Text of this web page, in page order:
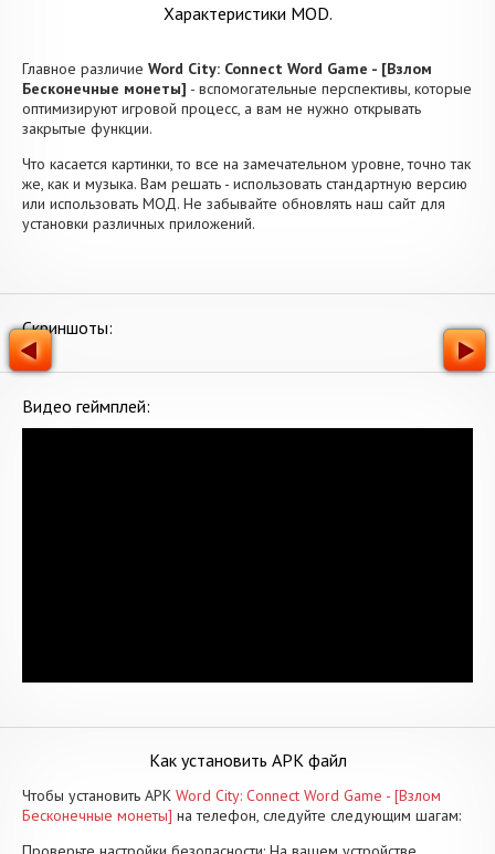
Характеристики MOD.
Главное различие Word City: Connect Word Game - [Взлом
Бесконечные монеты] - вспомогательные перспективы, которые
оптимизируют игровой процесс, а вам не нужно открывать
закрытые функции.
Что касается картинки, то все на замечательном уровне, точно так
же, как и музыка. Вам решать - использовать стандартную версию
или использовать МОД. Не забывайте обновлять наш сайт для
установки различных приложений.
Скриншоты:
Видео геймплей:
Как установить APK файл
Чтобы установить APK Word City: Connect Word Game - [Взлом
Бесконечные монеты] на телефон, следуйте следующим шагам: